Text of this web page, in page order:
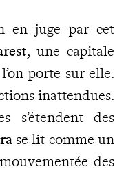
en juge par cet
, une capitale
porte sur elle.
inattendues.
s’étendent des
se lit comme un
des